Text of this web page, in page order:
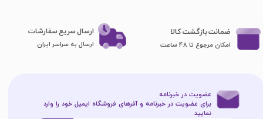
ضمانت بازگشت کالا
امکان مرجوع تا 48 ساعت
ارسال سریع سفارشات
ارسال به سراسر ایران
عضویت در خبرنامه
برای عضویت در خبرنامه و آفرهای فروشگاه ایمیل خود را وارد
نمایید​​​​​​​